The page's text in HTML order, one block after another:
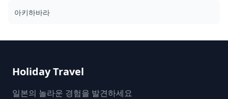
아키하바라
Holiday Travel
일본의 놀라운 경험을 발견하세요